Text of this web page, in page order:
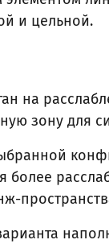
и цельной.
на
зону для